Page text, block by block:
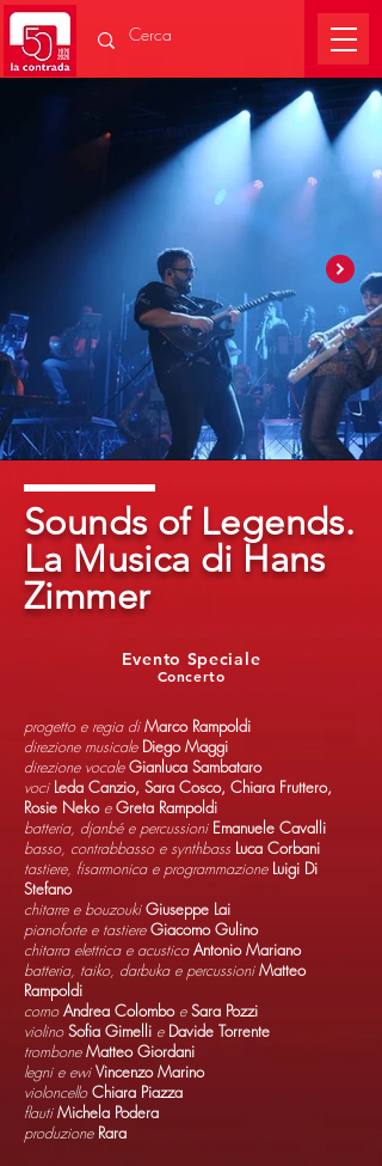
Sounds of Legends.
La Musica di Hans
Zimmer
Concerto
Evento Speciale
progetto e regia diMarco Rampoldi
direzione musicale Diego Maggi
direzione vocaleGianluca Sambataro
voci Leda Canzio, Sara Cosco, Chiara Fruttero,
Rosie Neko eGreta Rampoldi
batteria, djanbé e percussioni Emanuele Cavalli
basso, contrabbasso e synthbass Luca Corbani
tastiere, fisarmonica e programmazione Luigi Di
Stefano
chitarre e bouzoukiGiuseppe Lai
pianoforte e tastiereGiacomo Gulino
chitarra elettrica e acusticaAntonio Mariano
batteria, taiko, darbuka e percussioniMatteo
Rampoldi
cornoAndrea ColomboeSara Pozzi
violinoSofia Gimelli e Davide Torrente
tromboneMatteo Giordani
legni e ewiVincenzo Marino
violoncelloChiara Piazza
flautiMichela Podera
produzione Rara